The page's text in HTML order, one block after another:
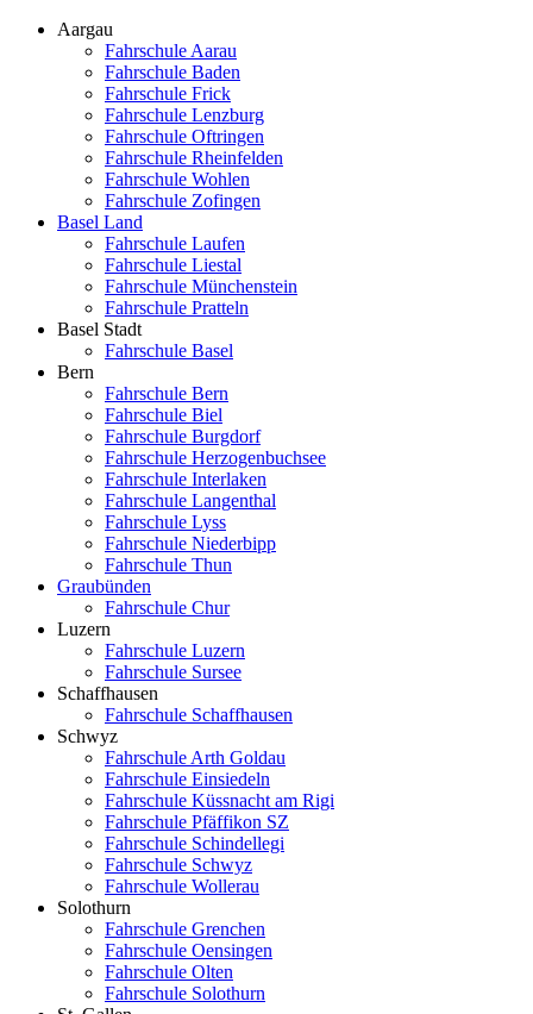
Aargau
Fahrschule Aarau
Fahrschule Baden
Fahrschule Frick
Fahrschule Lenzburg
Fahrschule Oftringen
Fahrschule Rheinfelden
Fahrschule Wohlen
Fahrschule Zofingen
Basel Land
Fahrschule Laufen
Fahrschule Liestal
Fahrschule Münchenstein
Fahrschule Pratteln
Basel Stadt
Fahrschule Basel
Bern
Fahrschule Bern
Fahrschule Biel
Fahrschule Burgdorf
Fahrschule Herzogenbuchsee
Fahrschule Interlaken
Fahrschule Langenthal
Fahrschule Lyss
Fahrschule Niederbipp
Fahrschule Thun
Graubünden
Fahrschule Chur
Luzern
Fahrschule Luzern
Fahrschule Sursee
Schaffhausen
Fahrschule Schaffhausen
Schwyz
Fahrschule Arth Goldau
Fahrschule Einsiedeln
Fahrschule Küssnacht am Rigi
Fahrschule Pfäffikon SZ
Fahrschule Schindellegi
Fahrschule Schwyz
Fahrschule Wollerau
Solothurn
Fahrschule Grenchen
Fahrschule Oensingen
Fahrschule Olten
Fahrschule Solothurn